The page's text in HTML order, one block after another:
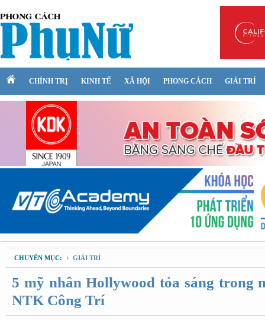
CHÍNH TRỊ KINH TẾ XÃ HỘI PHONG CÁCH GIẢI TRÍ
CHUYÊN MỤC: GIẢI TRÍ
5 mỹ nhân Hollywood tỏa sáng trong
NTK Công Trí